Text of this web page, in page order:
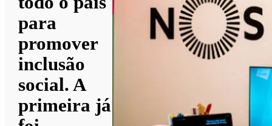
para
promover
inclusão
social. A
primeira já